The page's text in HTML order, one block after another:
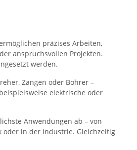
präzises Arbeiten,
anspruchsvollen Projekten.
werden.
Zangen oder Bohrer –
elektrische oder
Anwendungen ab – von
oder in der Industrie. Gleichzeitig